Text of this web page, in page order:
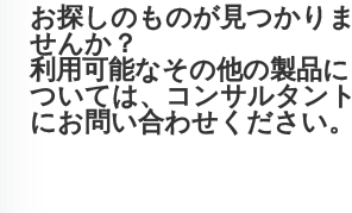
お探しのものが見つかりま
せんか？
利用可能なその他の製品に
ついては、コンサルタント
にお問い合わせください。